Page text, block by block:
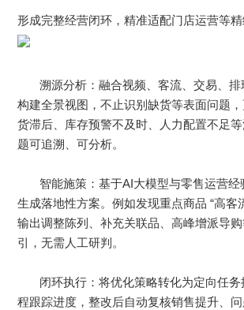
形成完整经营闭环，精准适配门店运营等精
溯源分析：融合视频、客流、交易、排
构建全景视图，不止识别缺货等表面问题
货滞后、库存预警不及时、人力配置不足
题可追溯、可分析。
智能施策：基于AI大模型与零售运营
生成落地性方案。例如发现重点商品 “高客
输出调整陈列、补充关联品、高峰增派导
引，无需人工研判。
闭环执行：将优化策略转化为定向任
程跟踪进度，整改后自动复核销售提升、问